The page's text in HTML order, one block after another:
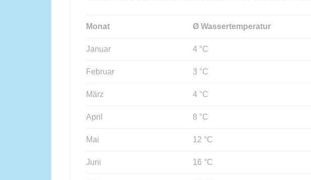
Monat Ø Wassertemperatur
Januar 4 °C
Februar 3 °C
März 4 °C
April 8 °C
Mai 12 °C
Juni 16 °C